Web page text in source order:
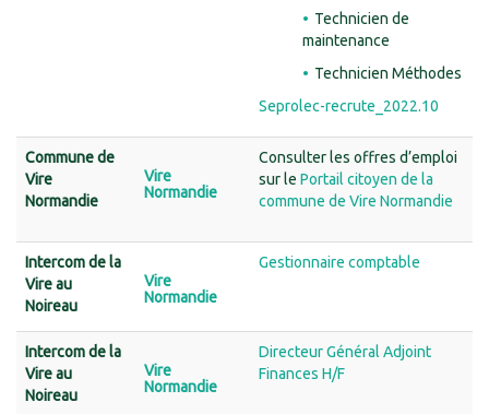
Technicien de
maintenance
Technicien Méthodes
Seprolec-recrute_2022.10
Communede
Vire
Normandie
Vire
Normandie
Consulter les offres d’emploi
sur le Portail citoyen de la
commune de Vire Normandie
Intercom de la
Vire au
Noireau
Vire
Normandie
Gestionnaire comptable
Intercom de la
Vire au
Noireau
Vire
Normandie
Directeur Général Adjoint
Finances H/F